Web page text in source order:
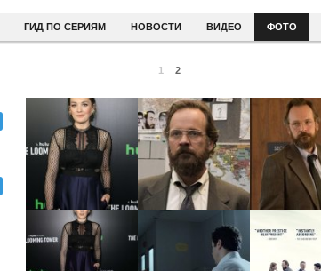
ГИД ПО СЕРИЯМ НОВОСТИ ВИДЕО ФОТО
1 2